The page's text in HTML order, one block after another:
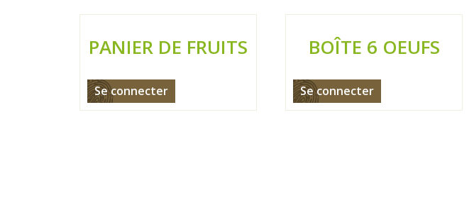
PANIER DE FRUITS
Se connecter
BOÎTE 6 OEUFS
Se connecter